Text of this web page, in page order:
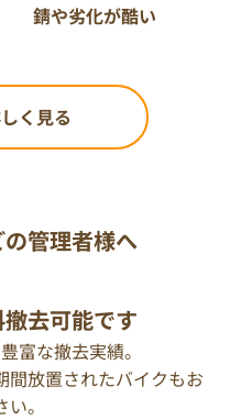
錆や劣化が酷い
く見る
管理者様へ
去可能です
富な撤去実績。
間放置されたバイクもお
。